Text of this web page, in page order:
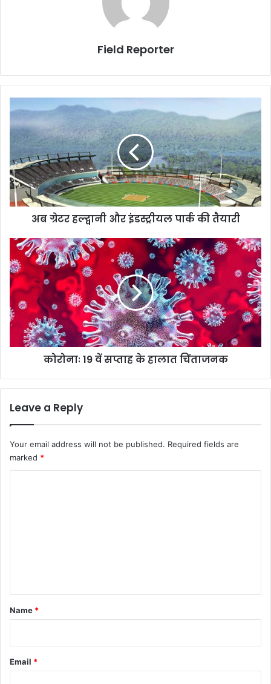
Field Reporter
हल्द्वानी
और
इंडस्ट्रीयल
पार्क
की
तैयारी
अब ग्रेटर हल्द्वानी और इंडस्ट्रीयल पार्क की तैयारी
कोरोनाः
19
वें
सप्ताह
के
हालात
चिंताजनक
कोरोनाः 19 वें सप्ताह के हालात चिंताजनक
Leave a Reply
Your email address will not be published. Required fields are
marked *
*
Name *
Email *